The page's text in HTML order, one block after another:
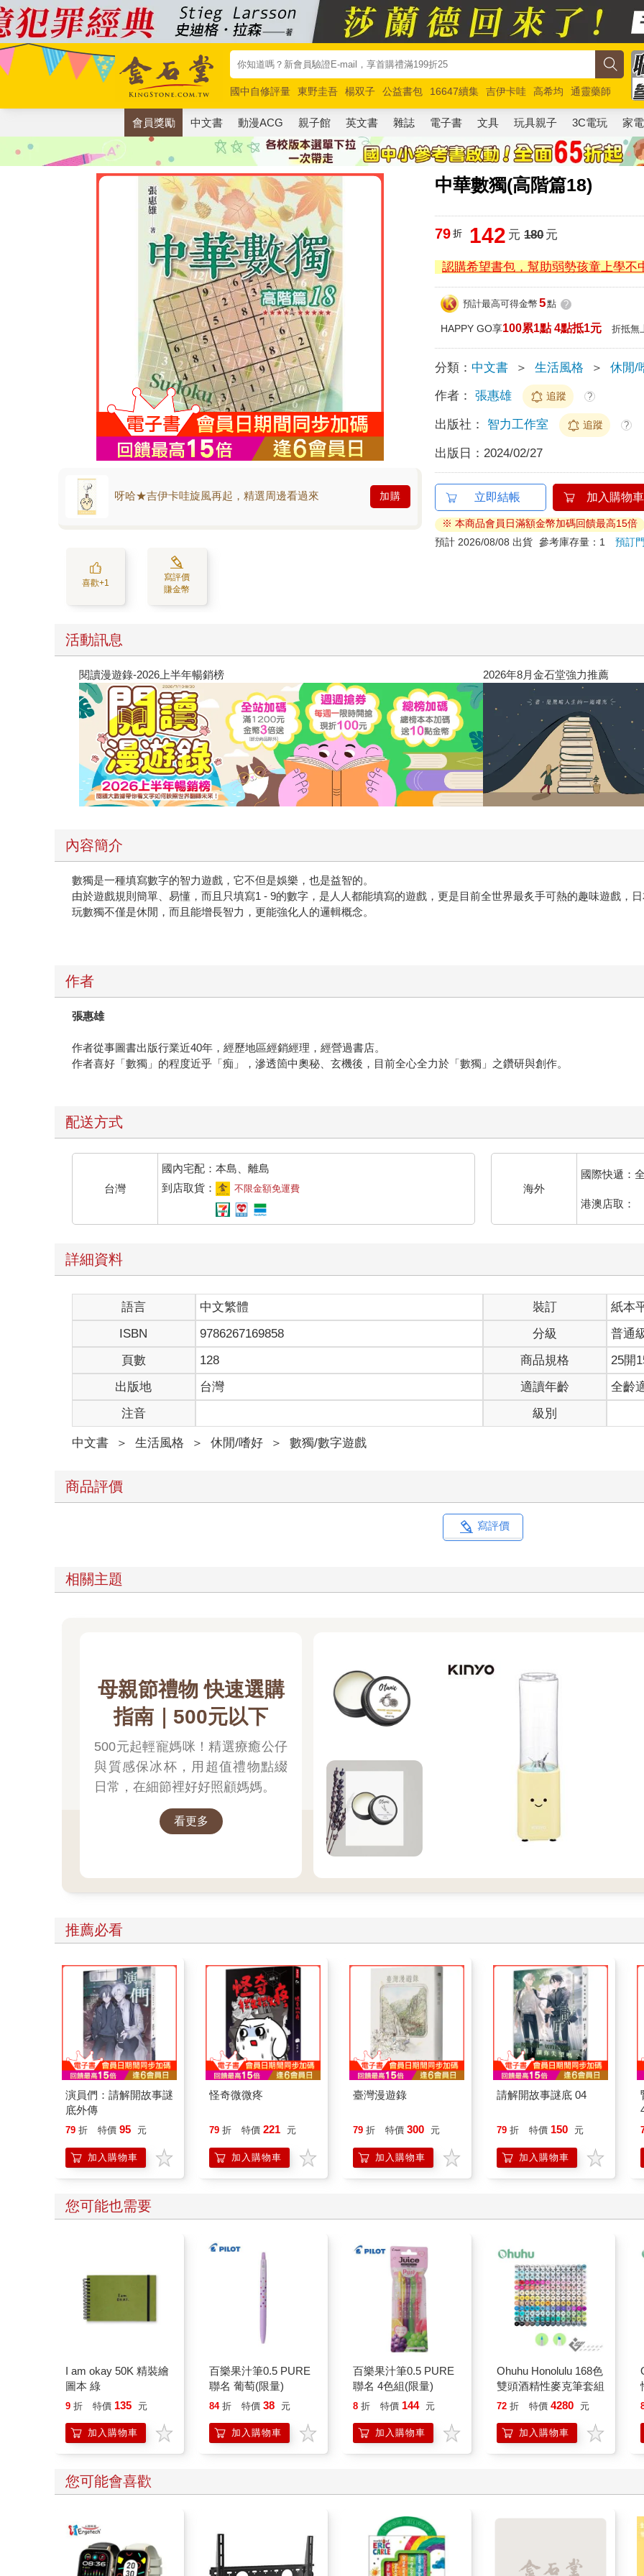
國中自修評量 東野圭吾 楊双子 公益書包 16647續集 吉伊卡哇 高希均
通靈藥師
唯紅花綻放
奧德賽 路邊攤新作 馬斯克 玩具總動員5 超慢跑
會員獎勵 中文書 動漫ACG 親子館 英文書 雜誌 電子書 文具 玩具親子 3C電玩 家電
中華數獨(高階篇18)
呀哈★吉伊卡哇旋風再起，精選周邊看過來 加購
喜歡+1
寫評價
賺金幣
79 折 142 元 180元
認購希望書包，幫助弱勢孩童上學不
預計最高可得金幣 5點 ?
HAPPY GO享100累1點 4點抵1元 折抵無
分類： 中文書 ＞ 生活風格 ＞ 休閒/
作者： 張惠雄 追蹤 ?
出版社： 智力工作室 追蹤 ?
出版日： 2024/02/27
立即結帳 加入購物車
※ 本商品會員日滿額金幣加碼回饋最高15倍
預計 2026/08/08 出貨 參考庫存量：1預訂
活動訊息
閱讀漫遊錄-2026上半年暢銷榜 2026年8月金石堂強力推薦
內容簡介
數獨是一種填寫數字的智力遊戲，它不但是娛樂，也是益智的。
由於遊戲規則簡單、易懂，而且只填寫1 - 9的數字，是人人都能填寫的遊戲，更是目前全世界最炙手可熱的趣味遊戲，
玩數獨不僅是休閒，而且能增長智力，更能強化人的邏輯概念。
作者
張惠雄
作者從事圖書出版行業近40年，經歷地區經銷經理，經營過書店。
作者喜好「數獨」的程度近乎「痴」，滲透箇中奧秘、玄機後，目前全心全力於「數獨」之鑽研與創作。
配送方式
台灣
國內宅配：本島、離島
到店取貨：
不限金額免運費 海外
國際快遞：
港澳店取：
詳細資料
語言 中文繁體 裝訂
紙本
ISBN
9786267169858 分級
普通
頁數
128 商品規格
25開
出版地
台灣 適讀年齡
全齡
注音
級別
中文書 ＞ 生活風格 ＞ 休閒/嗜好 ＞ 數獨/數字遊戲
商品評價
寫評價
相關主題
母親節禮物 快速選購
指南｜500元以下
500元起輕寵媽咪！精選療癒公仔
與質感保冰杯，用超值禮物點綴
日常，在細節裡好好照顧媽媽。
看更多
推薦必看
演員們：請解開故事謎
底外傳
79 折 特價 95 元
加入購物車
怪奇微微疼
79 折 特價 221 元
加入購物車
臺灣漫遊錄
79 折 特價 300 元
加入購物車
請解開故事謎底 04
79 折 特價 150 元
加入購物車
您可能也需要
I am okay 50K 精裝繪
圖本 綠
9 折 特價 135 元
加入購物車
百樂果汁筆0.5 PURE
聯名 葡萄(限量)
84 折 特價 38 元
加入購物車
百樂果汁筆0.5 PURE
聯名 4色組(限量)
8 折 特價 144 元
加入購物車
Ohuhu Honolulu 168色
雙頭酒精性麥克筆套組
72 折 特價 4280 元
加入購物車
您可能會喜歡